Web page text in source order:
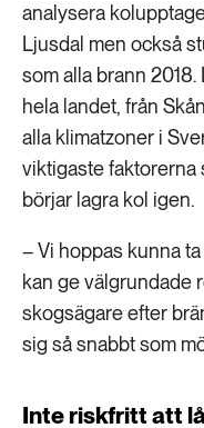
analysera
Ljusdal men också
som alla brann
hela landet, från
alla klimatzoner i
viktigaste faktorerna
börjar lagra kol igen.
– Vi hoppas kunna
kan ge välgrundade
skogsägare efter
sig så snabbt som
Inte riskfritt att